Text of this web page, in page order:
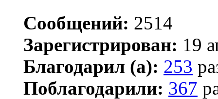
Сообщений: 2514
Зарегистрирован: 19
Благодарил (а): 253
Поблагодарили: 367